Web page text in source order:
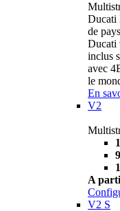
Ducati
de
Ducati
inclus
avec
le
En
V2
A
V2 S